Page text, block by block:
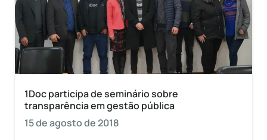
1Doc participa de seminário sobre
transparência em gestão pública
15 de agosto de 2018